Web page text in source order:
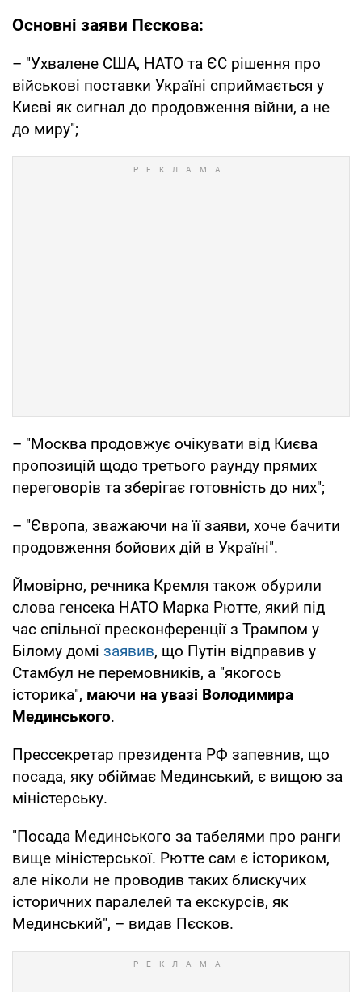
Основні заяви Пєскова:
– "Ухвалене США, НАТО та ЄС рішення про
військові поставки Україні сприймається у
Києві як сигнал до продовження війни, а не
до миру";
– "Москва продовжує очікувати від Києва
пропозицій щодо третього раунду прямих
переговорів та зберігає готовність до них";
– "Європа, зважаючи на її заяви, хоче бачити
продовження бойових дій в Україні".
Ймовірно, речника Кремля також обурили
слова генсека НАТО Марка Рютте, який під
час спільної пресконференції з Трампом у
Білому домі заявив, що Путін відправив у
Стамбул не перемовників, а "якогось
історика", маючи на увазі Володимира
Мединського.
Прессекретар президента РФ запевнив, що
посада, яку обіймає Мединський, є вищою за
міністерську.
"Посада Мединського за табелями про ранги
вище міністерської. Рютте сам є істориком,
але ніколи не проводив таких блискучих
історичних паралелей та екскурсів, як
Мединський", – видав Пєсков.